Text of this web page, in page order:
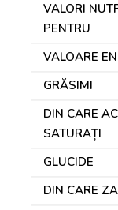
VALORI
PENTRU
VALOARE
GRĂSIMI
DIN CARE
SATURAȚI
GLUCIDE
DIN CARE